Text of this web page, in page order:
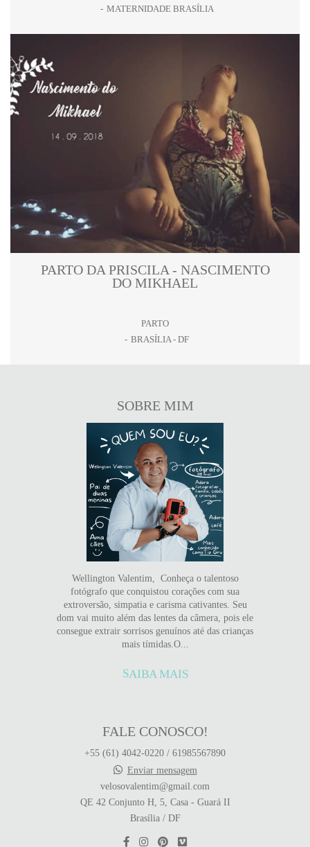
MATERNIDADE BRASÍLIA
PARTO DA PRISCILA - NASCIMENTO
DO MIKHAEL
PARTO
BRASÍLIA - DF
SOBRE MIM
Wellington Valentim, Conheça o talentoso
fotógrafo que conquistou corações com sua
extroversão, simpatia e carisma cativantes. Seu
dom vai muito além das lentes da câmera, pois ele
consegue extrair sorrisos genuínos até das crianças
mais tímidas.O...
SAIBA MAIS
FALE CONOSCO!
+55 (61) 4042-0220 / 61985567890
Enviar mensagem
velosovalentim@gmail.com
QE 42 Conjunto H, 5, Casa - Guará II
Brasília / DF